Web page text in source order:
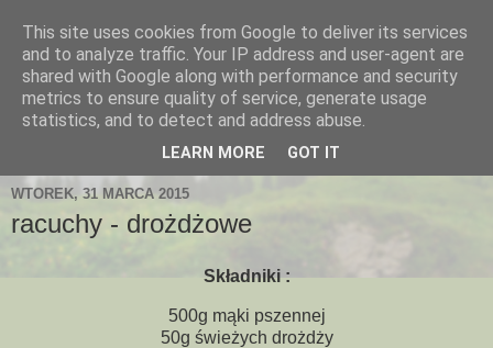
WTOREK, 31 MARCA 2015
racuchy - drożdżowe
Składniki :
500g mąki pszennej
50g świeżych drożdży
This site uses cookies from Google to deliver its services
and to analyze traffic. Your IP address and user-agent are
shared with Google along with performance and security
metrics to ensure quality of service, generate usage
statistics, and to detect and address abuse.
LEARN MORE GOT IT